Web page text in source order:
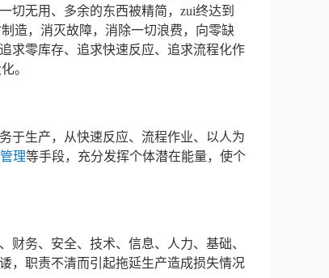
切无用、多余的东西被精简，zui终达到
造，消灭故障，消除一切浪费，向零缺
求零库存、追求快速反应、追求流程化作
。
于生产，从快速反应、流程作业、以人为
理等手段，充分发挥个体潜在能量，使个
财务、安全、技术、信息、人力、基础、
，职责不清而引起拖延生产造成损失情况